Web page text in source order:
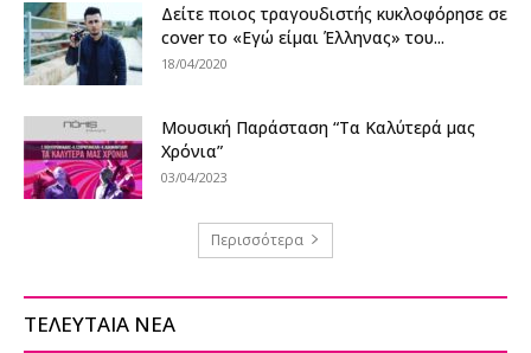
Δείτε ποιος τραγουδιστής κυκλοφόρησε σε
cover το «Εγώ είμαι Έλληνας» του...
18/04/2020
Μουσική Παράσταση “Τα Καλύτερά μας
Χρόνια”
03/04/2023
Περισσότερα
ΤΕΛΕΥΤΑΙΑ ΝΕΑ